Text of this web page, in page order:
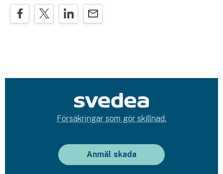
Försäkringar som gör skillnad.
Anmäl skada